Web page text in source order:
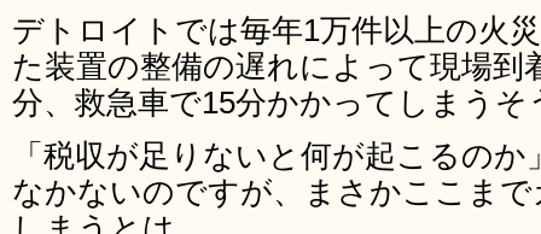
デトロイトでは毎年1万件以上の火
た装置の整備の遅れによって現場到
分、救急車で15分かかってしまうそ
「税収が足りないと何が起こるの
なかないのですが、まさかここま